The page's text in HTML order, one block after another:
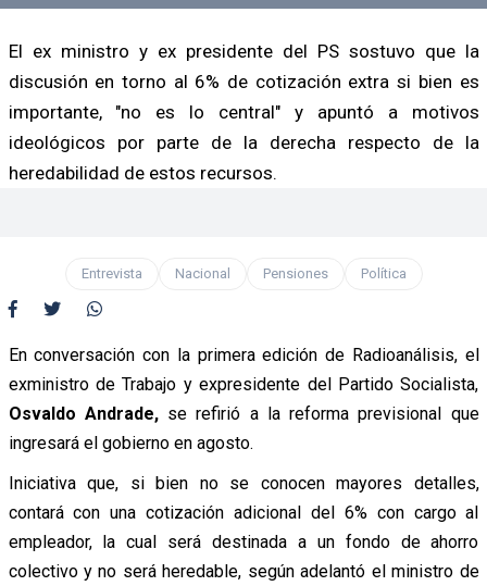
El ex ministro y ex presidente del PS sostuvo que la
discusión en torno al 6% de cotización extra si bien es
importante, "no es lo central" y apuntó a motivos
ideológicos por parte de la derecha respecto de la
heredabilidad de estos recursos.
Entrevista Nacional Pensiones Política
En conversación con la primera edición de Radioanálisis, el
exministro de Trabajo y expresidente del Partido Socialista,
Osvaldo Andrade, se refirió a la reforma previsional que
ingresará el gobierno en agosto.
Iniciativa que, si bien no se conocen mayores detalles,
contará con una cotización adicional del 6% con cargo al
empleador, la cual será destinada a un fondo de ahorro
colectivo y no será heredable, según adelantó el ministro de